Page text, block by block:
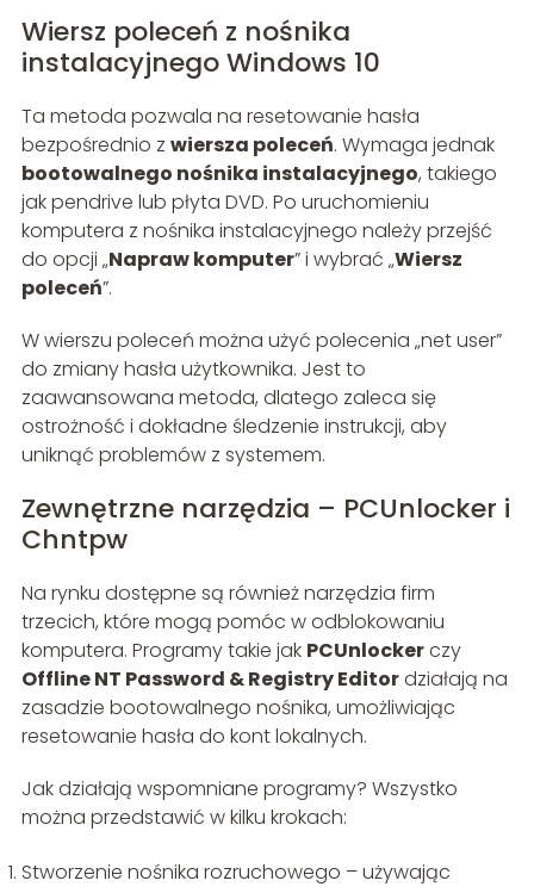
Wiersz poleceń z nośnika
instalacyjnego Windows 10
Ta metoda pozwala na resetowanie hasła
bezpośrednio z wiersza poleceń. Wymaga jednak
bootowalnego nośnika instalacyjnego, takiego
jak pendrive lub płyta DVD. Po uruchomieniu
komputera z nośnika instalacyjnego należy przejść
do opcji „Napraw komputer” i wybrać „Wiersz
poleceń”.
W wierszu poleceń można użyć polecenia „net user”
do zmiany hasła użytkownika. Jest to
zaawansowana metoda, dlatego zaleca się
ostrożność i dokładne śledzenie instrukcji, aby
uniknąć problemów z systemem.
Zewnętrzne narzędzia – PCUnlocker i
Chntpw
Na rynku dostępne są również narzędzia firm
trzecich, które mogą pomóc w odblokowaniu
komputera. Programy takie jak PCUnlockerczy
Offline NT Password & Registry Editordziałają na
zasadzie bootowalnego nośnika, umożliwiając
resetowanie hasła do kont lokalnych.
Jak działają wspomniane programy? Wszystko
można przedstawić w kilku krokach:
Stworzenie nośnika rozruchowego – używając